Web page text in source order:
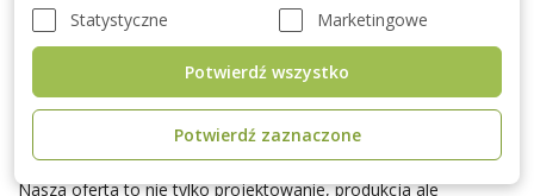
produkt o różnych rozmiarach, kształtach, kolorach i stylach.
Bardzo chętnie także modyfikujemy istniejące wzory tak, by
maksymalnie dostosować je do oczekiwań naszych Klientów
tym samym tworząc coś niepowtarzalnego a także i
Nasza oferta to nie tylko projektowanie, produkcja ale
Statystyczne
Marketingowe
Potwierdź zaznaczone
Potwierdź wszystko